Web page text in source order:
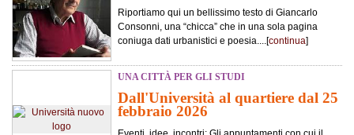
Riportiamo qui un bellissimo testo di Giancarlo
Consonni, una “chicca” che in una sola pagina
coniuga dati urbanistici e poesia....[continua]
UNA CITTÀ PER GLI STUDI
Dall'Università al quartiere dal 25
febbraio 2026